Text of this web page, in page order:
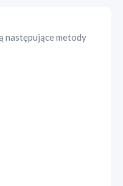
następujące metody